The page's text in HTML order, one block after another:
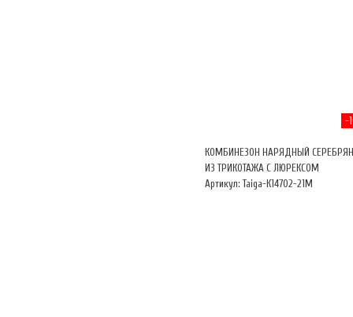
-
КОМБИНЕЗОН НАРЯДНЫЙ
ИЗ ТРИКОТАЖА С ЛЮРЕКСОМ
Артикул: Taiga-К14702-21М